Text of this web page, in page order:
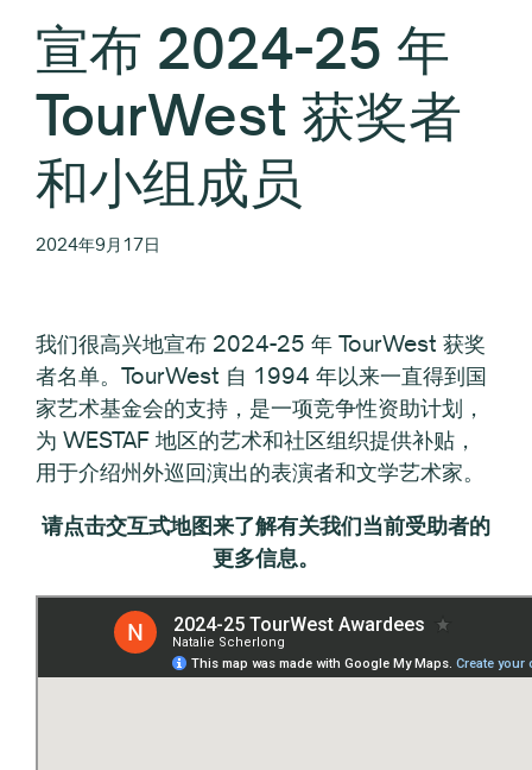
宣布 2024-25 年
TourWest 获奖者
和小组成员
2024年9月17日
我们很高兴地宣布 2024-25 年 TourWest 获奖
者名单。TourWest 自 1994 年以来一直得到国
家艺术基金会的支持，是一项竞争性资助计划，
为 WESTAF 地区的艺术和社区组织提供补贴，
用于介绍州外巡回演出的表演者和文学艺术家。
请点击交互式地图来了解有关我们当前受助者的
更多信息。